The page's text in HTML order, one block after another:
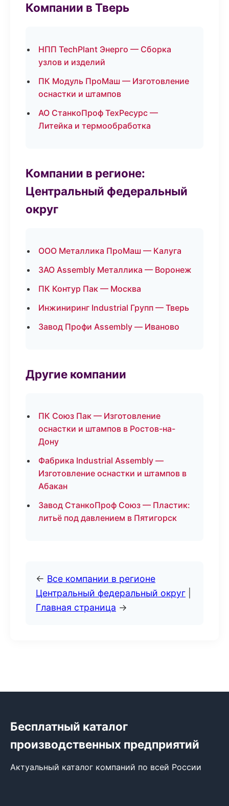
Компании в Тверь
НПП TechPlant Энерго — Сборка
узлов и изделий
ПК Модуль ПроМаш — Изготовление
оснастки и штампов
АО СтанкоПроф ТехРесурс —
Литейка и термообработка
Компании в регионе:
Центральный федеральный
округ
ООО Металлика ПроМаш — Калуга
ЗАО Assembly Металлика — Воронеж
ПК Контур Пак — Москва
Инжиниринг Industrial Групп — Тверь
Завод Профи Assembly — Иваново
Другие компании
ПК Союз Пак — Изготовление
оснастки и штампов в Ростов-на-
Дону
Фабрика Industrial Assembly —
Изготовление оснастки и штампов в
Абакан
Завод СтанкоПроф Союз — Пластик:
литьё под давлением в Пятигорск
← Все компании в регионе
Центральный федеральный округ
Главная страница →
Бесплатный каталог
производственных предприятий
Актуальный каталог компаний по всей России